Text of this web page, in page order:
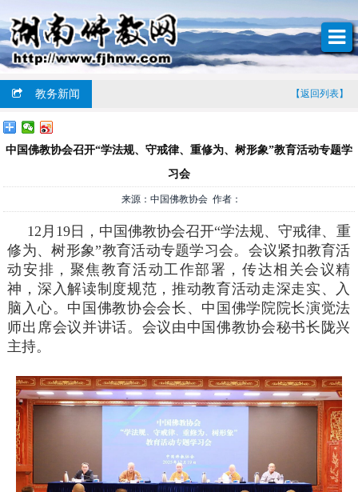
教务新闻 【返回列表】
中国佛教协会召开“学法规、守戒律、重修为、树形象”教育活动专题学
习会
来源：中国佛教协会 作者：
12月19日，中国佛教协会召开“学法规、守戒律、重
修为、树形象”教育活动专题学习会。会议紧扣教育活
动安排，聚焦教育活动工作部署，传达相关会议精
神，深入解读制度规范，推动教育活动走深走实、入
脑入心。中国佛教协会会长、中国佛学院院长演觉法
师出席会议并讲话。会议由中国佛教协会秘书长陇兴
主持。